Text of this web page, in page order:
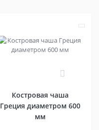
Костровая чаша
Греция диаметром 600
мм